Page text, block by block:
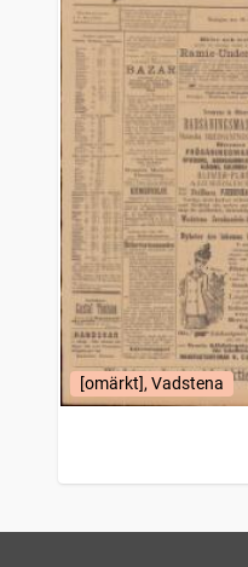
[omärkt], Vadstena